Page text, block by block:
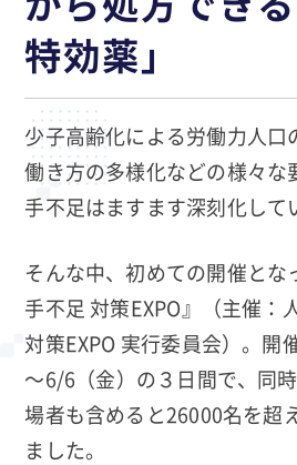
特効薬」
少子高齢化による労働力人口
働き方の多様化などの様々な
手不足はますます深刻化して
そんな中、初めての開催とな
手不足 対策EXPO』（主催：
対策EXPO 実行委員会）。開
～6/6（金）の３日間で、同
場者も含めると26000名を超
ました。